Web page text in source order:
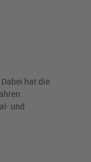
hat die
und